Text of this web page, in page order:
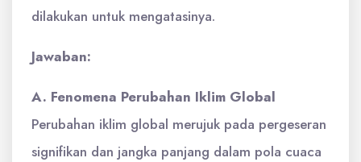
dilakukan untuk mengatasinya.
Jawaban:
A. Fenomena Perubahan Iklim Global
Perubahan iklim global merujuk pada pergeseran
signifikan dan jangka panjang dalam pola cuaca